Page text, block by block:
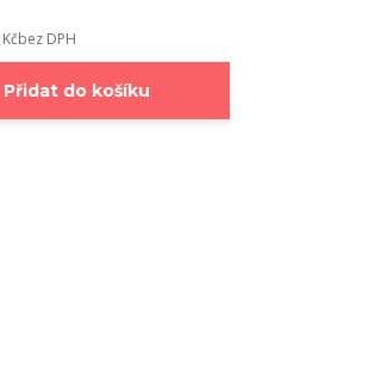
bez DPH
Přidat do košíku